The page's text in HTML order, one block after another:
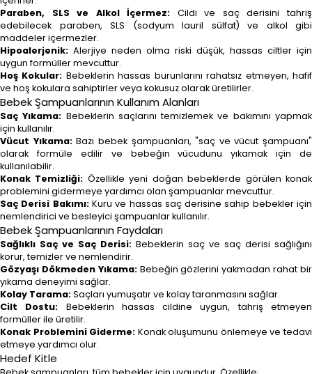
Paraben, SLS ve Alkol İçermez: Cildi ve saç derisini tahriş
edebilecek paraben, SLS (sodyum lauril sülfat) ve alkol gibi
maddeler içermezler.
Hipoalerjenik: Alerjiye neden olma riski düşük, hassas ciltler için
uygun formüller mevcuttur.
Hoş Kokular: Bebeklerin hassas burunlarını rahatsız etmeyen, hafif
ve hoş kokulara sahiptirler veya kokusuz olarak üretilirler.
Bebek Şampuanlarının Kullanım Alanları
Saç Yıkama: Bebeklerin saçlarını temizlemek ve bakımını yapmak
için kullanılır.
Vücut Yıkama:Bazı bebek şampuanları, "saç ve vücut şampuanı"
olarak formüle edilir ve bebeğin vücudunu yıkamak için de
kullanılabilir.
Konak Temizliği: Özellikle yeni doğan bebeklerde görülen konak
problemini gidermeye yardımcı olan şampuanlar mevcuttur.
Saç Derisi Bakımı:Kuru ve hassas saç derisine sahip bebekler için
nemlendirici ve besleyici şampuanlar kullanılır.
Bebek Şampuanlarının Faydaları
Sağlıklı Saç ve Saç Derisi: Bebeklerin saç ve saç derisi sağlığını
korur, temizler ve nemlendirir.
Gözyaşı Dökmeden Yıkama:Bebeğin gözlerini yakmadan rahat bir
yıkama deneyimi sağlar.
Kolay Tarama:Saçları yumuşatır ve kolay taranmasını sağlar.
Cilt Dostu: Bebeklerin hassas cildine uygun, tahriş etmeyen
formüller ile üretilir.
Konak Problemini Giderme: Konak oluşumunu önlemeye ve tedavi
etmeye yardımcı olur.
Hedef Kitle